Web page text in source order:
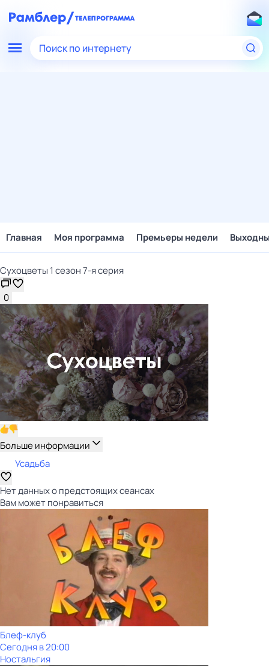
Поиск по интернету
Главная Моя программа Премьеры недели
Сухоцветы 1 сезон 7-я серия
0
Больше информации
Усадьба
Нет данных о предстоящих сеансах
Вам может понравиться
Блеф-клуб
Сегодня в 20:00
Ностальгия